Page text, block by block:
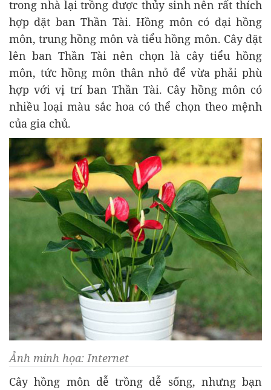
trong nhà lại trồng được thủy sinh nên rất thích
hợp đặt ban Thần Tài. Hồng môn có đại hồng
môn, trung hồng môn và tiểu hồng môn. Cây đặt
lên ban Thần Tài nên chọn là cây tiểu hồng
môn, tức hồng môn thân nhỏ để vừa phải phù
hợp với vị trí ban Thần Tài. Cây hồng môn có
nhiều loại màu sắc hoa có thể chọn theo mệnh
của gia chủ.
Ảnh minh họa: Internet
Cây hồng môn dễ trồng dễ sống, nhưng bạn